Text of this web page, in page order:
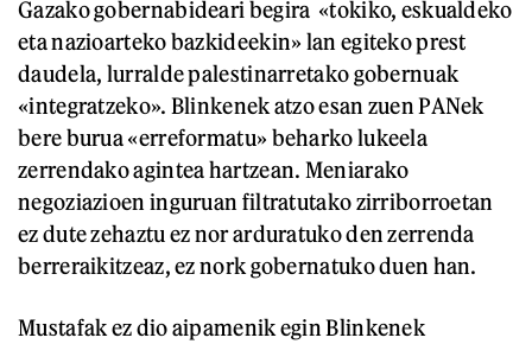
Gazako gobernabideari begira «tokiko, eskualdeko
eta nazioarteko bazkideekin» lan egiteko prest
daudela, lurralde palestinarretako gobernuak
«integratzeko». Blinkenek atzo esan zuen PANek
bere burua «erreformatu» beharko lukeela
zerrendako agintea hartzean. Meniarako
negoziazioen inguruan filtratutako zirriborroetan
ez dute zehaztu ez nor arduratuko den zerrenda
berreraikitzeaz, ez nork gobernatuko duen han.
Mustafak ez dio aipamenik egin Blinkenek